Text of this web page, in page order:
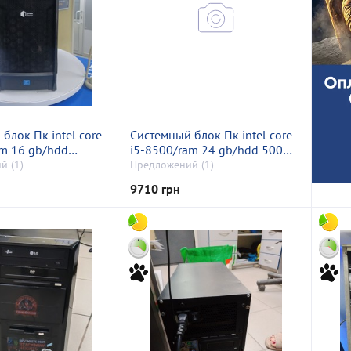
блок Пк intel core
16 gb/hdd
256 gb/amd/ ati
(1)
Системный блок Пк intel core
i5-8500/ram 24 gb/hdd 500
gb+500 gb/ssd відсутній/
Предложений (1)
9710 грн